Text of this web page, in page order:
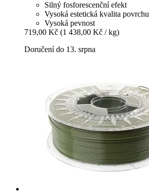
Silný fosforescenční efekt
Vysoká estetická kvalita povrchu
Vysoká pevnost
719,00 Kč (1 438,00 Kč / kg)
Doručení do 13. srpna